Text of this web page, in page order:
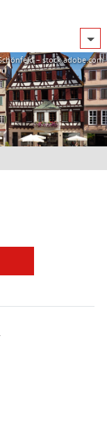
– stock.adobe.com